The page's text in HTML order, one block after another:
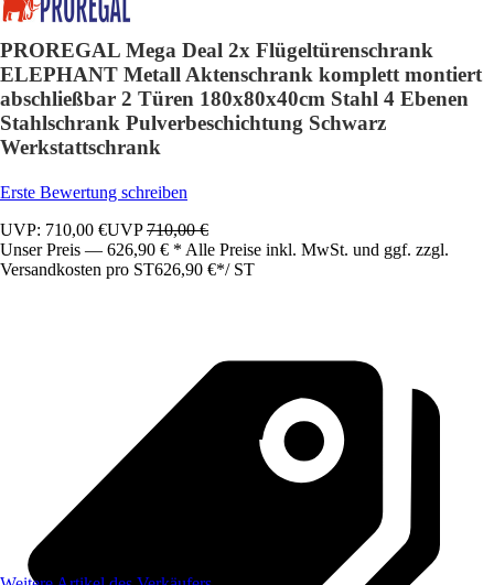
PROREGAL Mega Deal 2x Flügeltürenschrank
ELEPHANT Metall Aktenschrank komplett montiert
abschließbar 2 Türen 180x80x40cm Stahl 4 Ebenen
Stahlschrank Pulverbeschichtung Schwarz
Werkstattschrank
Erste Bewertung schreiben
UVP: 710,00 €UVP710,00 €
Unser Preis — 626,90 € * Alle Preise inkl. MwSt. und ggf. zzgl.
Versandkosten pro ST626,90 €*/ ST